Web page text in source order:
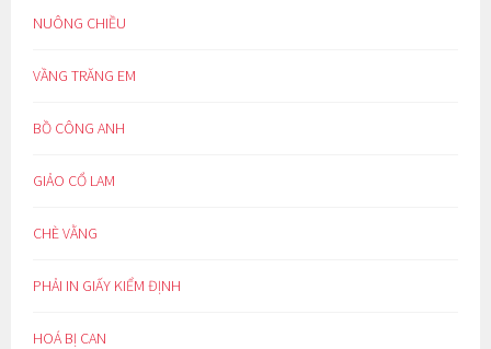
NUÔNG CHIỀU
VẦNG TRĂNG EM
BỒ CÔNG ANH
GIẢO CỔ LAM
CHÈ VẰNG
PHẢI IN GIẤY KIỂM ĐỊNH
HOÁ BỊ CAN